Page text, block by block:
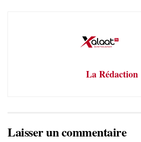
La Rédaction
Laisser un commentaire